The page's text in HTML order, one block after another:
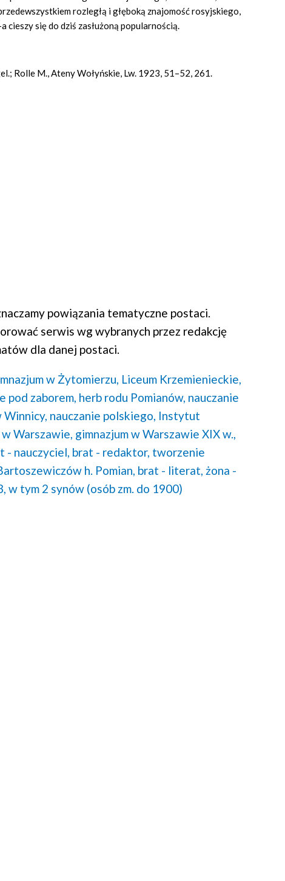
rozległą i głęboką znajomość rosyjskiego,
cieszy się do dziś zasłużoną popularnością.
Rolle M., Ateny Wołyńskie, Lw. 1923, 51–52, 261.
powiązania tematyczne postaci.
serwis wg wybranych przez redakcję
dla danej postaci.
w Żytomierzu, Liceum Krzemienieckie,
zaborem, herb rodu Pomianów, nauczanie
Winnicy, nauczanie polskiego, Instytut
Warszawie, gimnazjum w Warszawie XIX w.,
- nauczyciel, brat - redaktor, tworzenie
h. Pomian, brat - literat, żona -
w tym 2 synów (osób zm. do 1900)